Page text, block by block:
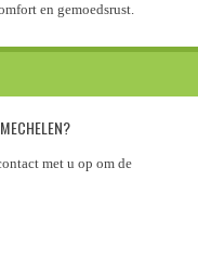
en gemoedsrust.
met u op om de